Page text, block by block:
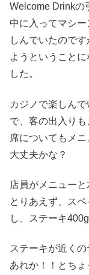
Welcome Drinkの
中に入ってマシ
しんでいたので
ようということ
した。
カジノで楽しん
で、客の出入りも
席についてもメニ
大丈夫かな？
店員がメニューと
とりあえず、ス
し、ステーキ
ステーキが近く
あれか！！とち